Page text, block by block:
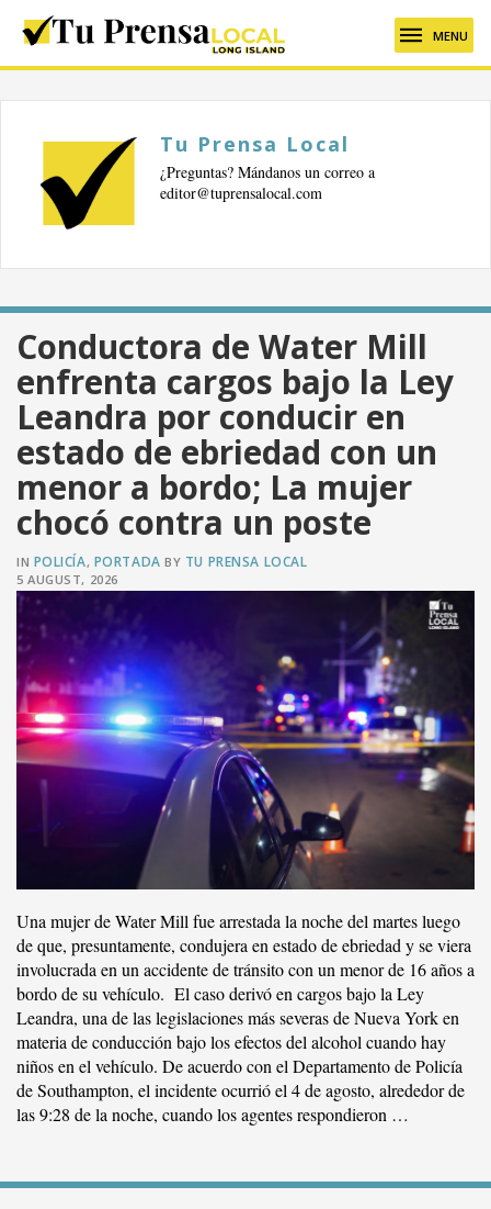
MENU
Tu Prensa Local
¿Preguntas? Mándanos un correo a
editor@tuprensalocal.com
Conductora de Water Mill
enfrenta cargos bajo la Ley
Leandra por conducir en
estado de ebriedad con un
menor a bordo; La mujer
chocó contra un poste
IN POLICÍA, PORTADA BY TU PRENSA LOCAL
5 AUGUST, 2026
Una mujer de Water Mill fue arrestada la noche del martes luego
de que, presuntamente, condujera en estado de ebriedad y se viera
involucrada en un accidente de tránsito con un menor de 16 años a
bordo de su vehículo. El caso derivó en cargos bajo la Ley
Leandra, una de las legislaciones más severas de Nueva York en
materia de conducción bajo los efectos del alcohol cuando hay
niños en el vehículo. De acuerdo con el Departamento de Policía
de Southampton, el incidente ocurrió el 4 de agosto, alrededor de
las 9:28 de la noche, cuando los agentes respondieron …